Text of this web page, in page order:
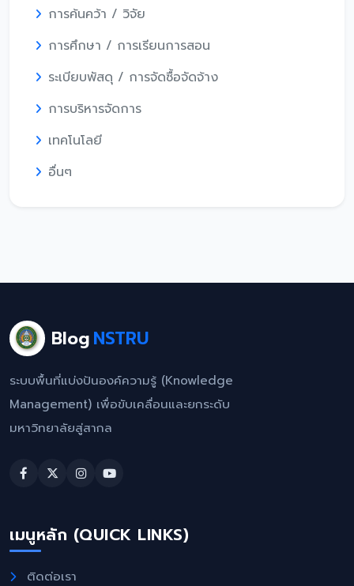
การค้นคว้า / วิจัย
การศึกษา / การเรียนการสอน
ระเบียบพัสดุ / การจัดซื้อจัดจ้าง
การบริหารจัดการ
เทคโนโลยี
อื่นๆ
BlogNSTRU
ระบบพื้นที่แบ่งปันองค์ความรู้ (Knowledge
Management) เพื่อขับเคลื่อนและยกระดับ
มหาวิทยาลัยสู่สากล
เมนูหลัก (QUICK LINKS)
ติดต่อเรา